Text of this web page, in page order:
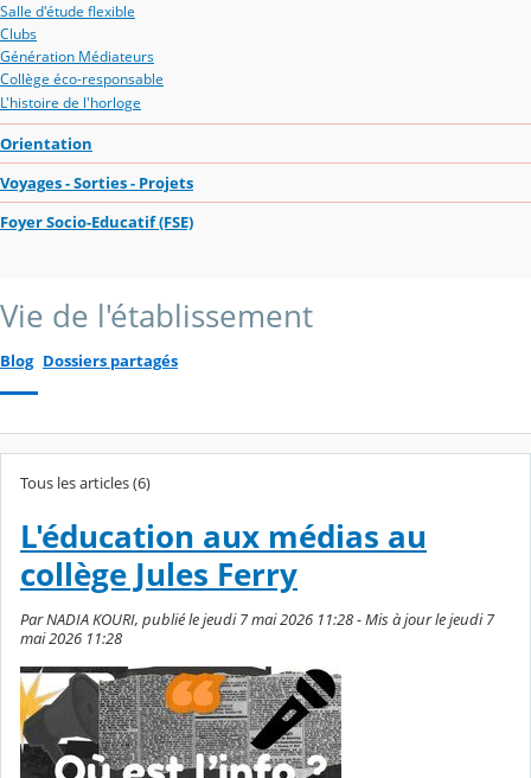
Salle d'étude flexible
Clubs
Génération Médiateurs
Collège éco-responsable
L'histoire de l'horloge
Orientation
Voyages - Sorties - Projets
Foyer Socio-Educatif (FSE)
Vie de l'établissement
Blog Dossiers partagés
Tous les articles (6)
L'éducation aux médias au
collège Jules Ferry
Par NADIA KOURI, publié le jeudi 7 mai 2026 11:28 - Mis à jour le jeudi 7
mai 2026 11:28